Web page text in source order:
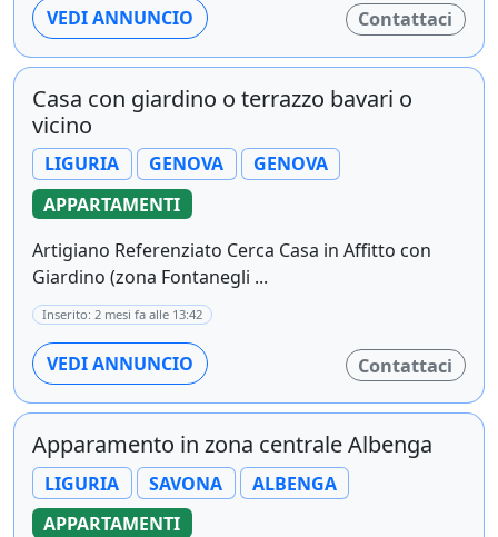
VEDI ANNUNCIO Contattaci
Casa con giardino o terrazzo bavari o
vicino
LIGURIA GENOVA
GENOVA
APPARTAMENTI
Artigiano Referenziato Cerca Casa in Affitto con
Giardino (zona Fontanegli ...
Inserito: 2 mesi fa alle 13:42
VEDI ANNUNCIO Contattaci
Apparamento in zona centrale Albenga
LIGURIA SAVONA
ALBENGA
APPARTAMENTI